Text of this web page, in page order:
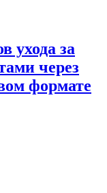
ухода за
через
формате